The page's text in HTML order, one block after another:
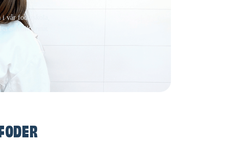
vår foderskola,
och allt annat